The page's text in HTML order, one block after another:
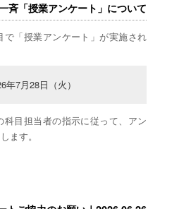
斉「授業アンケート」について
「授業アンケート」が実施され
7月28日（火）
科目担当者の指示に従って、アン
ます。